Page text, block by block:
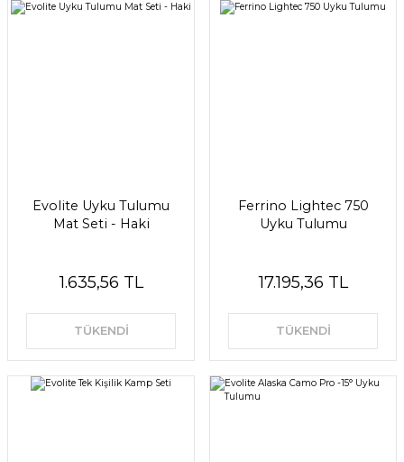
Evolite Uyku Tulumu
Mat Seti - Haki
1.635,56 TL
TÜKENDİ
Ferrino Lightec 750
Uyku Tulumu
17.195,36 TL
TÜKENDİ